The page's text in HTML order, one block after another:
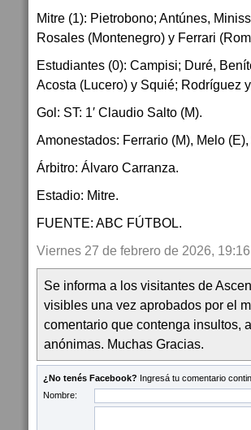
Mitre (1): Pietrobono; Antúnes,
Rosales (Montenegro) y Ferrari
Estudiantes (0): Campisi; Duré,
Acosta (Lucero) y Squié; Rodríguez
Gol: ST: 1′ Claudio Salto (M).
Amonestados: Ferrario (M), Melo
Árbitro: Álvaro Carranza.
Estadio: Mitre.
FUENTE: ABC FÚTBOL.
Viernes 27 de febrero de 2026, 19:16
Se informa a los visitantes de
visibles una vez aprobados por el
comentario que contenga insultos,
anónimas. Muchas Gracias.
¿No tenés Facebook? Ingresá tu comentario
Nombre: